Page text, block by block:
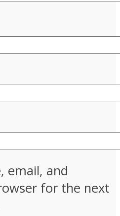
email, and
for the next